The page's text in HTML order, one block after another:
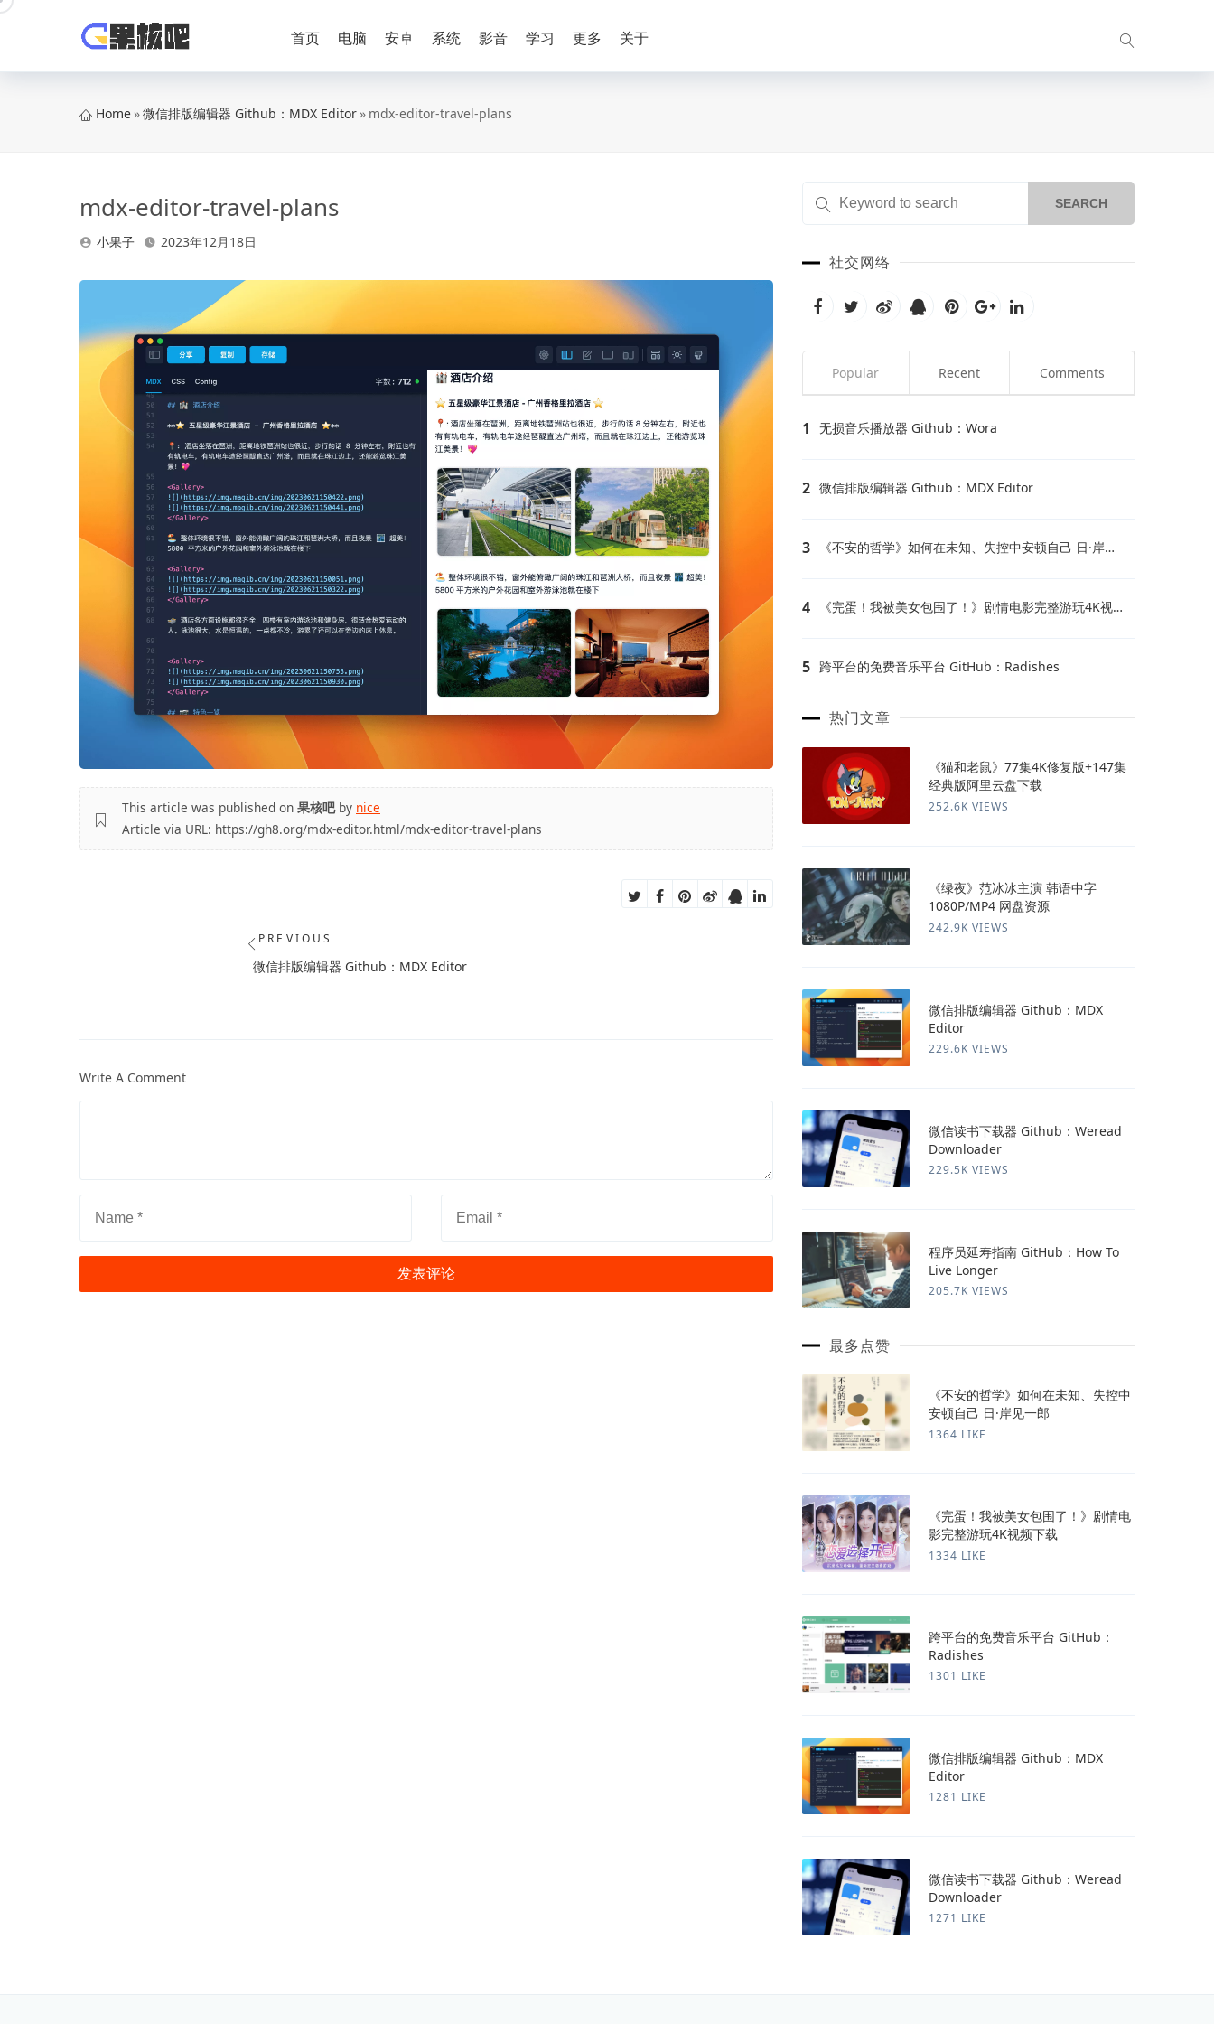
Skip
首页 电脑 安卓 系统 影音 学习 更多 关于
Home»微信排版编辑器 Github：MDX Editor» mdx-editor-travel-plans
mdx-editor-travel-plans
小果子 2023年12月18日
This article was published on 果核吧by nice
Article via URL: https://gh8.org/mdx-editor.html/mdx-editor-travel-plans
PREVIOUS
Previous
微信排版编辑器 Github：MDX Editor
Write A Comment
社交网络
Popular Recent Comments
1 无损音乐播放器 Github：Wora
2 微信排版编辑器 Github：MDX Editor
3
《不安的哲学》如何在未知、失控中安顿自己 日·岸见
4
《完蛋！我被美女包围了！》剧情电影完整游玩4K视频
5 跨平台的免费音乐平台 GitHub：Radishes
热门文章
《猫和老鼠》77集4K修复版+147集
经典版阿里云盘下载
252.6K VIEWS
《绿夜》范冰冰主演 韩语中字
1080P/MP4 网盘资源
242.9K VIEWS
微信排版编辑器 Github：MDX
Editor
229.6K VIEWS
微信读书下载器 Github：Weread
Downloader
229.5K VIEWS
程序员延寿指南 GitHub：How To
Live Longer
205.7K VIEWS
最多点赞
《不安的哲学》如何在未知、失控中
安顿自己 日·岸见一郎
1364 LIKE
《完蛋！我被美女包围了！》剧情电
影完整游玩4K视频下载
1334 LIKE
跨平台的免费音乐平台 GitHub：
Radishes
1301 LIKE
微信排版编辑器 Github：MDX
Editor
1281 LIKE
微信读书下载器 Github：Weread
Downloader
1271 LIKE